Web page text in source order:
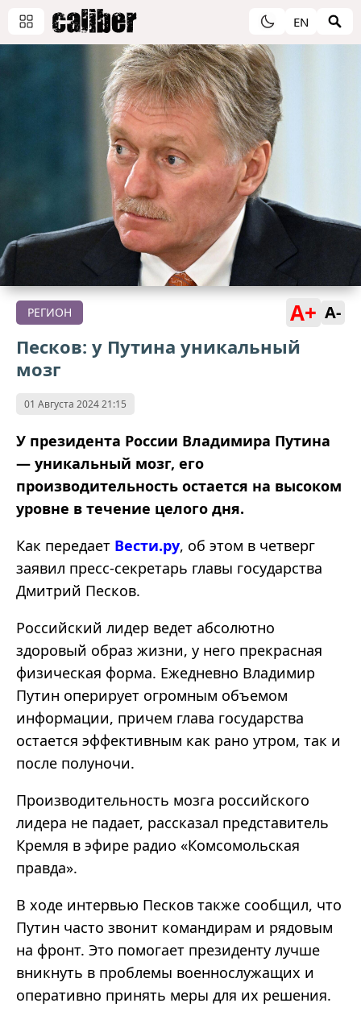
EN
РЕГИОН A+ A-
Песков: у Путина уникальный
мозг
01 Августа 2024 21:15
У президента России Владимира Путина
— уникальный мозг, его
производительность остается на высоком
уровне в течение целого дня.
Как передает Вести.ру, об этом в четверг
заявил пресс-секретарь главы государства
Дмитрий Песков.
Российский лидер ведет абсолютно
здоровый образ жизни, у него прекрасная
физическая форма. Ежедневно Владимир
Путин оперирует огромным объемом
информации, причем глава государства
остается эффективным как рано утром, так и
после полуночи.
Производительность мозга российского
лидера не падает, рассказал представитель
Кремля в эфире радио «Комсомольская
правда».
В ходе интервью Песков также сообщил, что
Путин часто звонит командирам и рядовым
на фронт. Это помогает президенту лучше
вникнуть в проблемы военнослужащих и
оперативно принять меры для их решения.